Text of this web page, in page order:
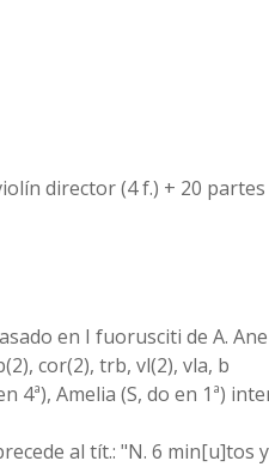
director (4 f.) + 20 partes
en I fuorusciti de A.
cor(2), trb, vl(2), vla, b
4ª), Amelia (S, do en 1ª)
al tít.: "N. 6 min[u]tos